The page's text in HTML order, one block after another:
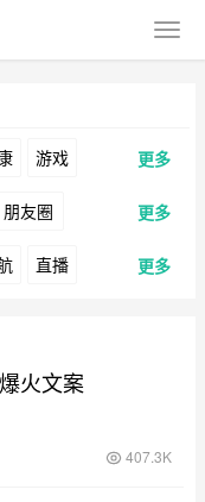
游戏
婚纱
科技
更多
朋友圈
知乎
Tiktok
更多
直播
案例
更多
火文案
407.3K